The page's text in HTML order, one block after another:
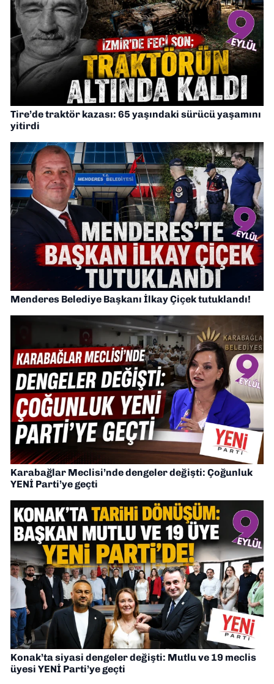
Tire’de traktör kazası: 65 yaşındaki sürücü yaşamını
yitirdi
Menderes Belediye Başkanı İlkay Çiçek tutuklandı!
Karabağlar Meclisi’nde dengeler değişti: Çoğunluk
YENİ Parti’ye geçti
Konak’ta siyasi dengeler değişti: Mutlu ve 19 meclis
üyesi YENİ Parti’ye geçti